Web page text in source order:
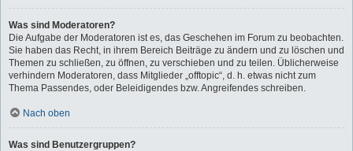
Was sind Moderatoren?
Die Aufgabe der Moderatoren ist es, das Geschehen im Forum zu beobachten.
Sie haben das Recht, in ihrem Bereich Beiträge zu ändern und zu löschen und
Themen zu schließen, zu öffnen, zu verschieben und zu teilen. Üblicherweise
verhindern Moderatoren, dass Mitglieder „offtopic“, d. h. etwas nicht zum
Thema Passendes, oder Beleidigendes bzw. Angreifendes schreiben.
Nach oben
Was sind Benutzergruppen?